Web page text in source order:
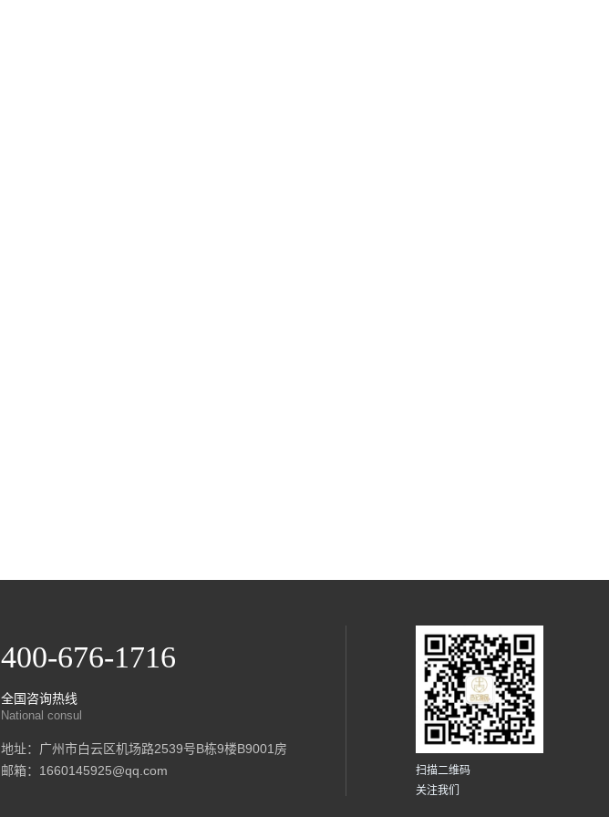
400-676-1716
全国咨询热线
National consul
地址：广州市白云区机场路2539号B栋9楼B9001房
邮箱：1660145925@qq.com
扫描二维码
关注我们